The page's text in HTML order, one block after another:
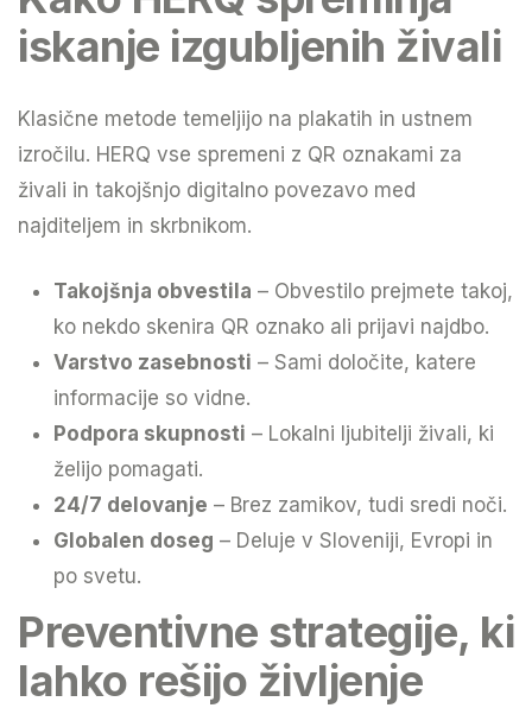
iskanje izgubljenih živali
Klasične metode temeljijo na plakatih in ustnem
izročilu. HERQ vse spremeni z QR oznakami za
živali in takojšnjo digitalno povezavo med
najditeljem in skrbnikom.
Takojšnja obvestila – Obvestilo prejmete takoj,
ko nekdo skenira QR oznako ali prijavi najdbo.
Varstvo zasebnosti – Sami določite, katere
informacije so vidne.
Podpora skupnosti – Lokalni ljubitelji živali, ki
želijo pomagati.
24/7 delovanje – Brez zamikov, tudi sredi noči.
Globalen doseg – Deluje v Sloveniji, Evropi in
po svetu.
Preventivne strategije, ki
lahko rešijo življenje